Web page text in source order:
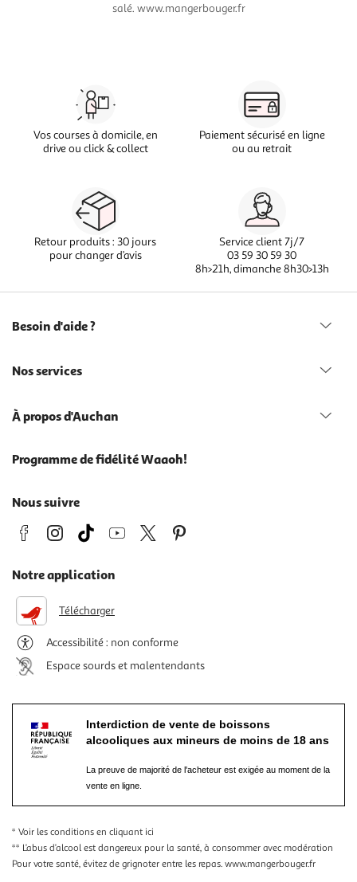
salé. www.mangerbouger.fr
Vos courses à domicile, en
drive ou click & collect
Paiement sécurisé en ligne
ou au retrait
Retour produits : 30 jours
pour changer d’avis
Service client 7j/7
03 59 30 59 30
8h>21h, dimanche 8h30>13h
Besoin d'aide ?
Nos services
À propos d'Auchan
Programme de fidélité Waaoh!
Nous suivre
Notre application
Télécharger
Accessibilité : non conforme
Espace sourds et malentendants
Interdiction de vente de boissons
alcooliques aux mineurs de moins de 18 ans
La preuve de majorité de l'acheteur est exigée au moment de la
vente en ligne.
* Voir les conditions en cliquant ici
** L’abus d’alcool est dangereux pour la santé, à consommer avec modération
Pour votre santé, évitez de grignoter entre les repas. www.mangerbouger.fr